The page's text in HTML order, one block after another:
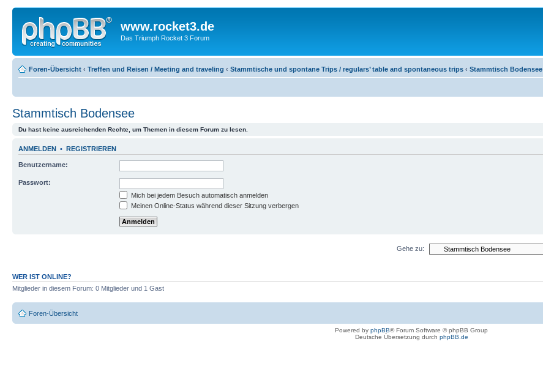
www.rocket3.de
Das Triumph Rocket 3 Forum
Foren-Übersicht ‹ Treffen und Reisen / Meeting and traveling ‹ Stammtische und spontane Trips / regulars’ table and spontaneous trips ‹ Stammtisch Bodensee
Stammtisch Bodensee
Du hast keine ausreichenden Rechte, um Themen in diesem Forum zu lesen.
ANMELDEN • REGISTRIEREN
Benutzername:
Passwort:
Mich bei jedem Besuch automatisch anmelden
Meinen Online-Status während dieser Sitzung verbergen
Gehe zu:
WER IST ONLINE?
Mitglieder in diesem Forum: 0 Mitglieder und 1 Gast
Foren-Übersicht
Powered by phpBB® Forum Software © phpBB Group
Deutsche Übersetzung durch phpBB.de